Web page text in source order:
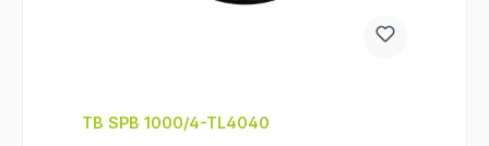
TB SPB 1000/4-TL4040